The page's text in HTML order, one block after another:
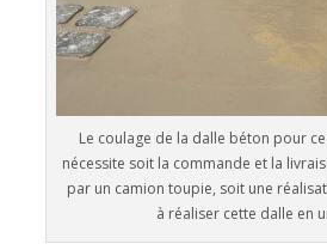
Le coulage de la dalle béton pour
nécessite soit la commande et la
par un camion toupie, soit une
à réaliser cette dalle en